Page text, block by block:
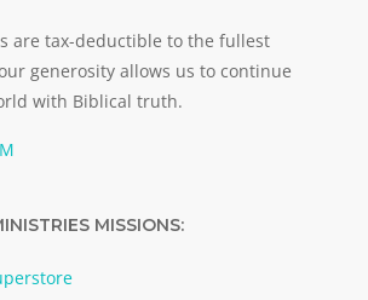
are tax-deductible to the fullest
generosity allows us to continue
with Biblical truth.
MISSIONS: